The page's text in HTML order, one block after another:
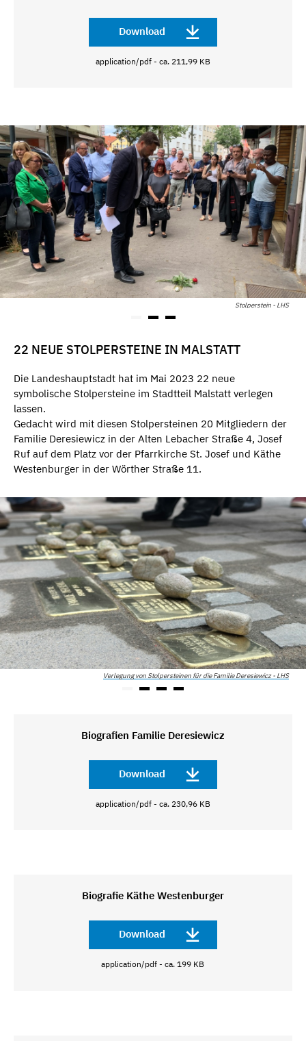
Download
application/pdf - ca. 211,99 KB
Stolperstein - LHS
22 NEUE STOLPERSTEINE IN MALSTATT
Die Landeshauptstadt hat im Mai 2023 22 neue
symbolische Stolpersteine im Stadtteil Malstatt verlegen
lassen.
Gedacht wird mit diesen Stolpersteinen 20 Mitgliedern der
Familie Deresiewicz in der Alten Lebacher Straße 4, Josef
Ruf auf dem Platz vor der Pfarrkirche St. Josef und Käthe
Westenburger in der Wörther Straße 11.
Verlegung von Stolpersteinen für die Familie Deresiewicz - LHS
Biografien Familie Deresiewicz
Download
application/pdf - ca. 230,96 KB
Biografie Käthe Westenburger
Download
application/pdf - ca. 199 KB